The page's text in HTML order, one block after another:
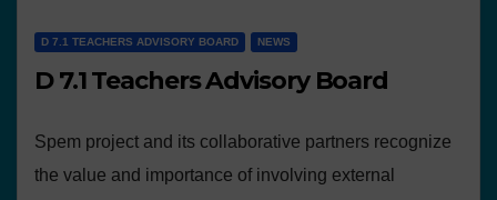
D 7.1 TEACHERS ADVISORY BOARD NEWS
D 7.1 Teachers Advisory Board
Spem project and its collaborative partners recognize
the value and importance of involving external